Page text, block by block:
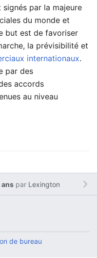
par la majeure
du monde et
but est de favoriser
la prévisibilité et
internationaux.
par des
accords
au niveau
par Lexington
de bureau